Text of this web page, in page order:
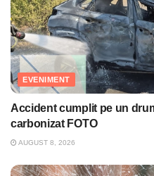
EVENIMENT
Accident cumplit pe un
carbonizat FOTO
AUGUST 8, 2026